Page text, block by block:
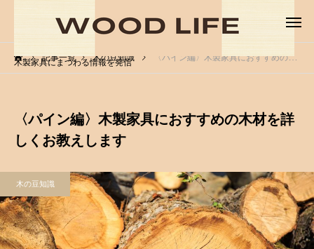
木製家具にまつわる情報を発信
記事一覧 木の豆知識 〈パイン編〉木製家具におすすめの木材を詳しくお教えします
〈パイン編〉木製家具におすすめの木材を詳
しくお教えします
木の豆知識